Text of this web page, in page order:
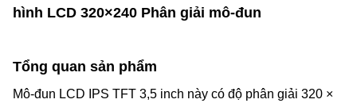
hình LCD 320×240 Phân giải mô-đun
Tổng quan sản phẩm
Mô-đun LCD IPS TFT 3,5 inch này có độ phân giải 320 ×